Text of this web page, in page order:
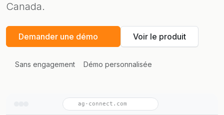
Canada.
Demander une démo Voir le produit
Sans engagement Démo personnalisée
ag-connect.com